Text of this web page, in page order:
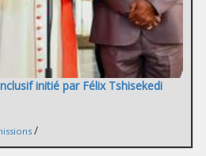
initié par Félix Tshisekedi
/